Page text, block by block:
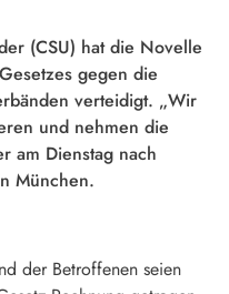
(CSU) hat die Novelle
gegen die
verteidigt. „Wir
und nehmen die
am Dienstag nach
München.
der Betroffenen seien